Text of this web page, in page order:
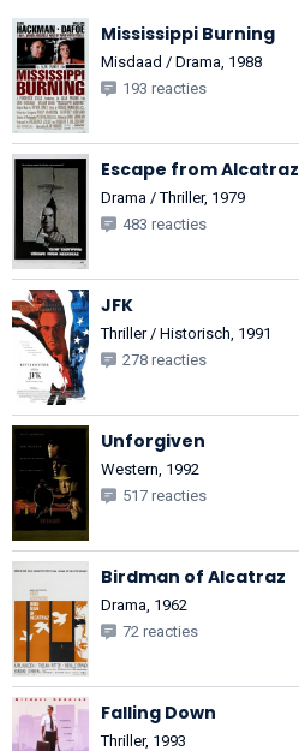
Mississippi Burning
Misdaad / Drama, 1988
193 reacties
Escape from Alcatraz
Drama / Thriller, 1979
483 reacties
JFK
Thriller / Historisch, 1991
278 reacties
Unforgiven
Western, 1992
517 reacties
Birdman of Alcatraz
Drama, 1962
72 reacties
Falling Down
Thriller, 1993